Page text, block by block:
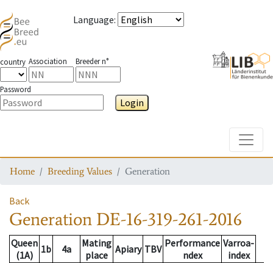
Language:
country Association Breeder n°
Password
Login
Home Breeding Values Generation
Back
Generation DE-16-319-261-2016
Queen
(1A)
1b 4a
Mating
place Apiary TBV Performance
ndex
Varroa-
index